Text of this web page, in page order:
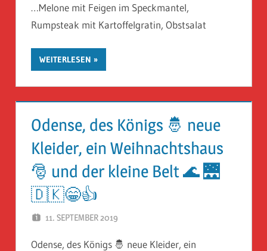
…Melone mit Feigen im Speckmantel,
Rumpsteak mit Kartoffelgratin, Obstsalat
WEITERLESEN
Odense, des Königs 🤴 neue
Kleider, ein Weihnachtshaus
🎅 und der kleine Belt 🌊 🌉
🇩🇰😁👍
11. SEPTEMBER 2019
Odense, des Königs 🤴 neue Kleider, ein